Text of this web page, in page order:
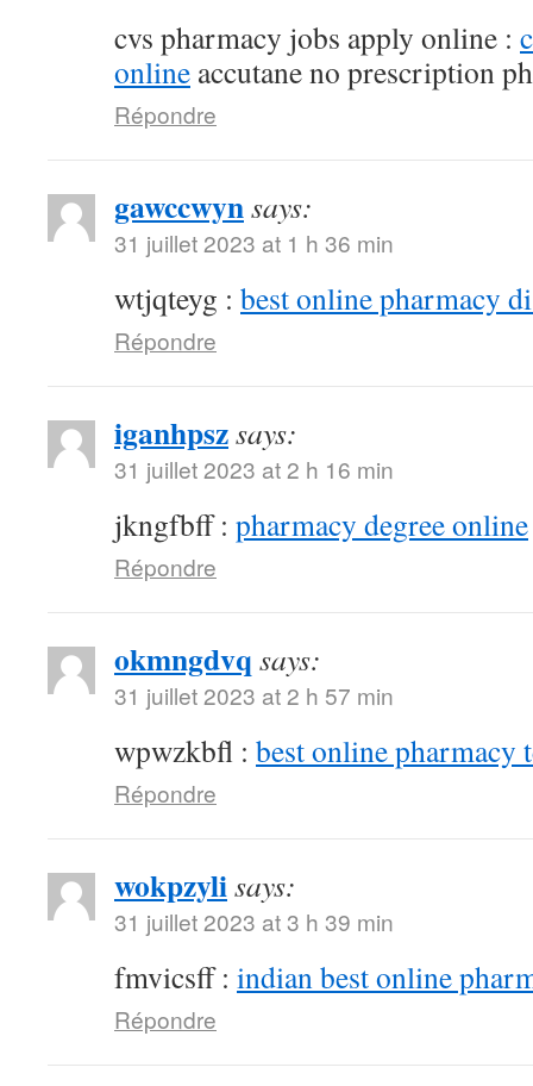
cvs pharmacy jobs apply online :
online accutane no prescription
Répondre
gawccwynsays:
31 juillet 2023 at 1 h 36 min
wtjqteyg : best online pharmacy
Répondre
iganhpszsays:
31 juillet 2023 at 2 h 16 min
jkngfbff : pharmacy degree online
Répondre
okmngdvq says:
31 juillet 2023 at 2 h 57 min
wpwzkbfl : best online pharmacy
Répondre
wokpzylisays:
31 juillet 2023 at 3 h 39 min
fmvicsff : indian best online
Répondre